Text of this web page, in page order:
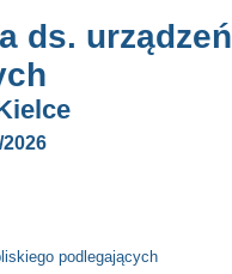
ds. urządzeń
2026
podlegających